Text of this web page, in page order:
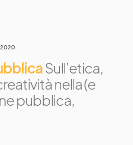
2020
Sull’etica,
nella (e
pubblica,